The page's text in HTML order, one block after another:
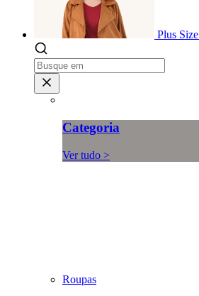
Plus Size
Categoria
Ver tudo >
Roupas